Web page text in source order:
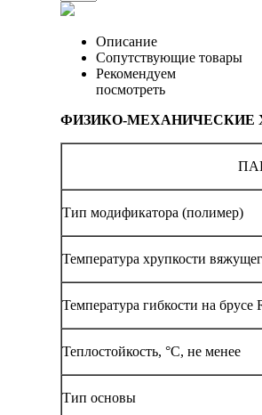
Описание
Сопутствующие товары
Рекомендуем
посмотреть
ФИЗИКО-МЕХАНИЧЕСКИЕ
Тип модификатора (полимер)
Температура хрупкости
Температура гибкости на
Теплостойкость, °С, не менее
Тип основы